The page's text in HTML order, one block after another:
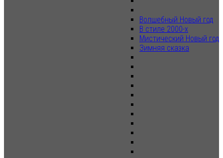
Волшебный Новый год
В стиле 2000-х
Мистический Новый год
Зимняя сказка